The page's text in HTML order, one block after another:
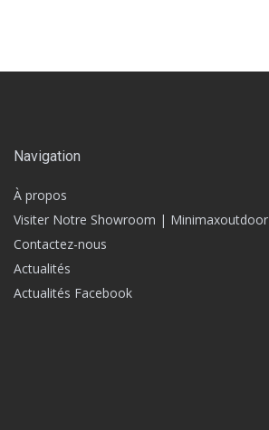
Navigation
À propos
Visiter Notre Showroom | Minimaxoutdoor
Contactez-nous
Actualités
Actualités Facebook